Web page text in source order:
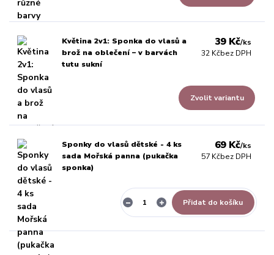
Květina 2v1: Sponka do vlasů a
brož na oblečení – v barvách
tutu sukní
39 Kč/ks
32 Kčbez DPH
Zvolit variantu
Sponky do vlasů dětské - 4 ks
sada Mořská panna (pukačka
sponka)
69 Kč/ks
57 Kčbez DPH
Přidat do košíku